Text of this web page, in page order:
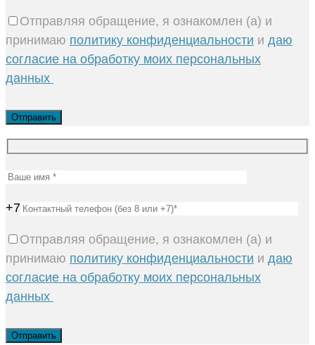
Отправляя обращение, я ознакомлен (а) и
принимаю политику конфиденциальности и даю
согласие на обработку моих персональных
данных
+7
Отправляя обращение, я ознакомлен (а) и
принимаю политику конфиденциальности и даю
согласие на обработку моих персональных
данных